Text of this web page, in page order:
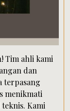
Tim ahli kami
dan
terpasang
menikmati
Kami